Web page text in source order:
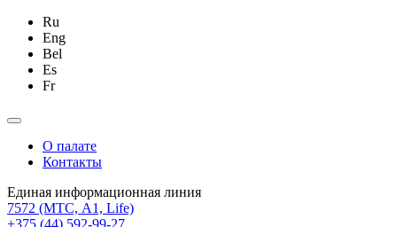
Ru
Eng
Bel
Es
Fr
О палате
Контакты
Единая информационная линия
7572 (МТС, A1, Life)
+375 (44) 592-99-27